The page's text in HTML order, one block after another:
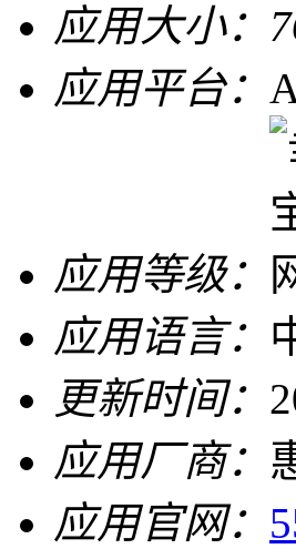
应用大小：
应用平台：
应用等级：
应用语言：
更新时间：
应用厂商：
应用官网：